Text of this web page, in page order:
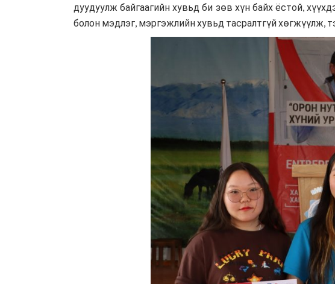
дуудуулж байгаагийн хувьд би зөв хүн байх ёстой,
болон мэдлэг, мэргэжлийн хувьд тасралтгүй хөгжүүлж,